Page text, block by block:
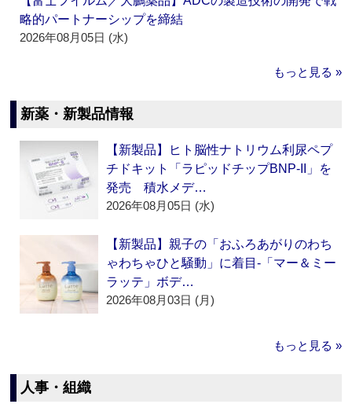
略的パートナーシップを締結
2026年08月05日 (水)
もっと見る »
新薬・新製品情報
【新製品】ヒト脳性ナトリウム利尿ペプ
チドキット「ラピッドチップBNP-II」を
発売 積水メデ…
2026年08月05日 (水)
【新製品】親子の「おふろあがりのわち
ゃわちゃひと騒動」に着目‐「マー＆ミー
ラッテ」ボデ…
2026年08月03日 (月)
もっと見る »
人事・組織